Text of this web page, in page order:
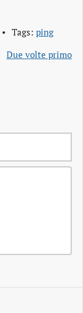
Tags: ping
Due volte primo